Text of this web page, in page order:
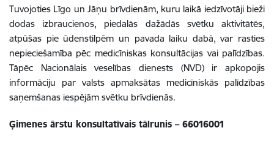
Tuvojoties Līgo un Jāņu brīvdienām, kuru laikā iedzīvotāji bieži
dodas izbraucienos, piedalās dažādās svētku aktivitātēs,
atpūšas pie ūdenstilpēm un pavada laiku dabā, var rasties
nepieciešamība pēc medicīniskas konsultācijas vai palīdzības.
Tāpēc Nacionālais veselības dienests (NVD) ir apkopojis
informāciju par valsts apmaksātas medicīniskās palīdzības
saņemšanas iespējām svētku brīvdienās.
Ģimenes ārstu konsultatīvais tālrunis –66016001